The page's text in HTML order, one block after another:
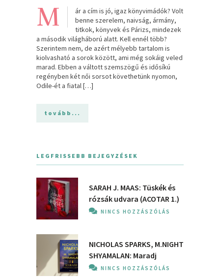
M
ár a cím is jó, igaz könyvimádók? Volt
benne szerelem, naivság, ármány,
titkok, könyvek és Párizs, mindezek
a második világháború alatt. Kell ennél több?
Szerintem nem, de azért mélyebb tartalom is
kiolvasható a sorok között, ami még sokáig veled
marad. Ebben a váltott szemszögű és idősíkú
regényben két női sorsot követhetünk nyomon,
Odile-ét a fiatal […]
tovább...
LEGFRISSEBB BEJEGYZÉSEK
SARAH J. MAAS: Tüskék és
rózsák udvara (ACOTAR 1.)
NINCS HOZZÁSZÓLÁS
NICHOLAS SPARKS, M.NIGHT
SHYAMALAN: Maradj
NINCS HOZZÁSZÓLÁS